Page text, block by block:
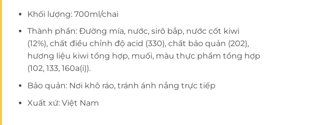
Khối lượng: 700ml/chai
Thành phần: Đường mía, nước, sirô bắp, nước cốt kiwi
(12%), chất điều chỉnh độ acid (330), chất bảo quản (202),
hương liệu kiwi tổng hợp, muối, màu thực phẩm tổng hợp
(102, 133, 160a(i)).
Bảo quản: Nơi khô ráo, tránh ánh nắng trực tiếp
Xuất xứ: Việt Nam